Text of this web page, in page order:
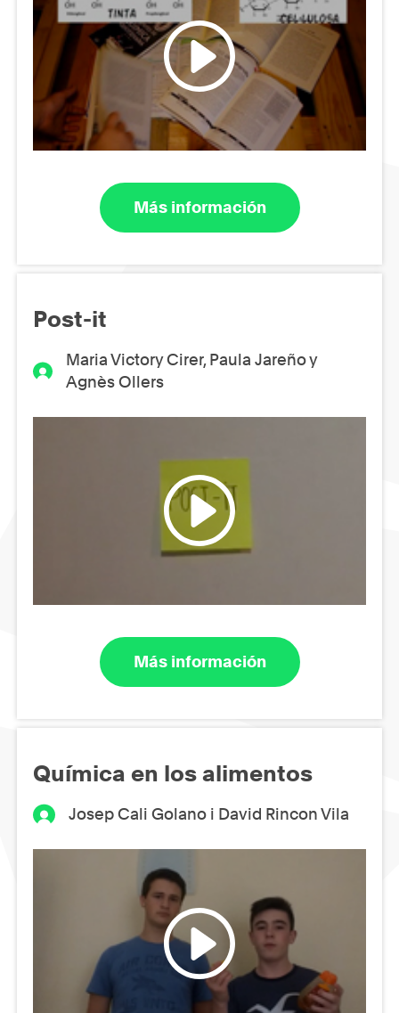
Más información
Post-it
Maria Victory Cirer, Paula Jareño y
Agnès Ollers
Más información
Química en los alimentos
Josep Cali Golano i David Rincon Vila